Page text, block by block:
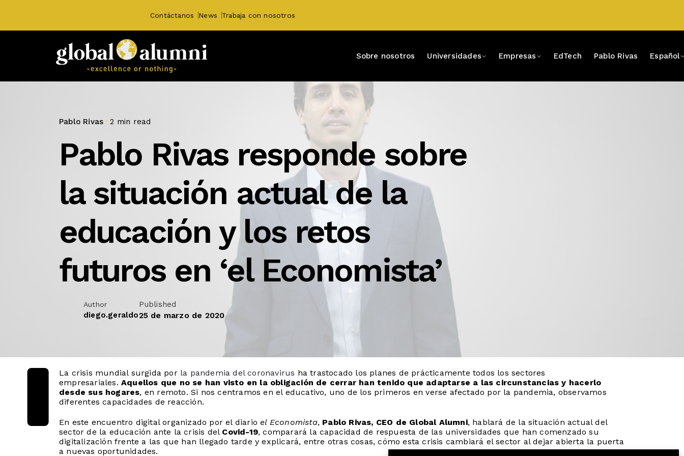
Contáctanos News Trabaja con nosotros
Sobre nosotros Universidades Empresas EdTech Pablo Rivas Español
Pablo Rivas 2 min read
Pablo Rivas responde sobre
la situación actual de la
educación y los retos
futuros en ‘el Economista’
Author
diego.geraldo
Published
25 de marzo de 2020
La crisis mundial surgida por la pandemia del coronavirus hatrastocado los planes de prácticamente todos los sectores
empresariales. Aquellos que no se han visto en la obligación de cerrar han tenido que adaptarse a las circunstancias y hacerlo
desde sus hogares, en remoto.Si nos centramos en el educativo, uno de los primeros en verse afectado por la pandemia, observamos
diferentes capacidades de reacción.
En este encuentro digital organizado por el diario el Economista, Pablo Rivas, CEO de Global Alumni, hablará de la situación actual del
sector de la educación ante la crisis del Covid-19, comparará la capacidad de respuesta de las universidades que han comenzado su
digitalización frente a las que han llegado tarde y explicará, entre otras cosas, cómo esta crisis cambiará el sector al dejar abierta la puerta
a nuevas oportunidades.